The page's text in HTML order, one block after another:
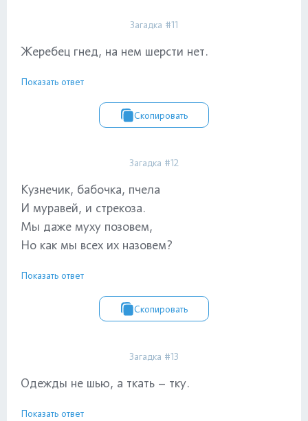
Загадка #11
Жеребец гнед, на нем шерсти нет.
Показать ответ
Скопировать
Загадка #12
Кузнечик, бабочка, пчела
И муравей, и стрекоза.
Мы даже муху позовем,
Но как мы всех их назовем?
Показать ответ
Скопировать
Загадка #13
Одежды не шью, а ткать – тку.
Показать ответ